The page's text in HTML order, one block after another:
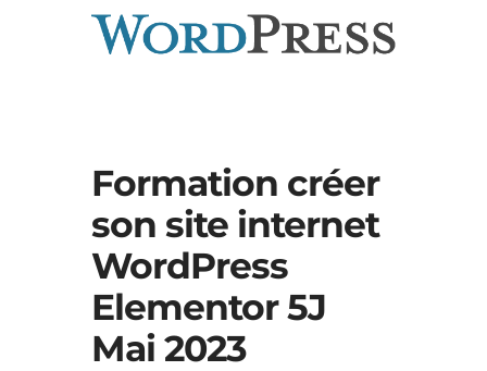
Formation créer
son site internet
WordPress
Elementor 5J
Mai 2023